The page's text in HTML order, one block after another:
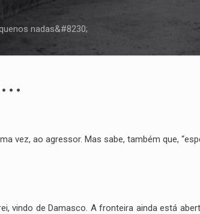
nadas&#8230;
vez, ao agressor. Mas sabe, também que,
vindo de Damasco. A fronteira ainda está